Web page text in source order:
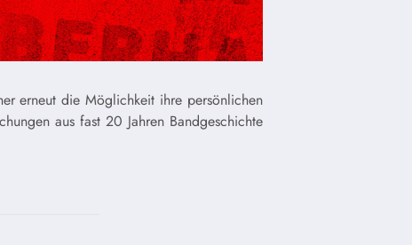
erneut die Möglichkeit ihre persönlichen
aus fast 20 Jahren Bandgeschichte